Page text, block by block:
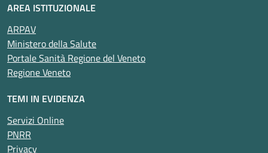
AREA ISTITUZIONALE
ARPAV
Ministero della Salute
Portale Sanità Regione del Veneto
Regione Veneto
TEMI IN EVIDENZA
Servizi Online
PNRR
Privacy